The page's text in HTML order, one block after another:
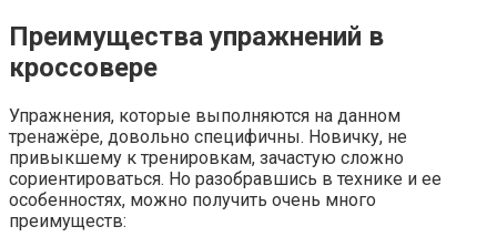
Преимущества упражнений в
кроссовере
Упражнения, которые выполняются на данном
тренажёре, довольно специфичны. Новичку, не
привыкшему к тренировкам, зачастую сложно
сориентироваться. Но разобравшись в технике и ее
особенностях, можно получить очень много
преимуществ: